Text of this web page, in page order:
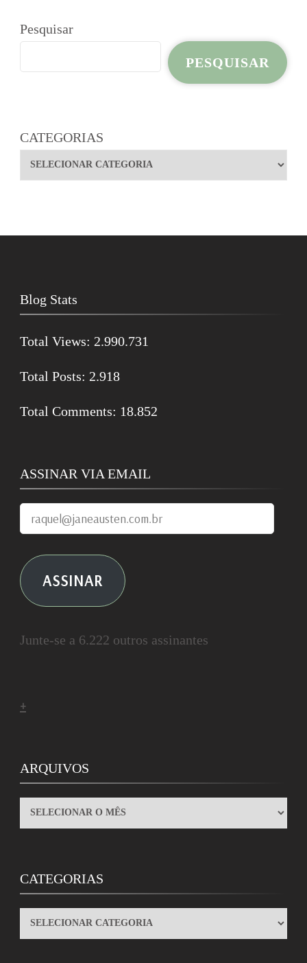
Pesquisar
PESQUISAR
CATEGORIAS
Blog Stats
Total Views: 2.990.731
Total Posts: 2.918
Total Comments: 18.852
ASSINAR VIA EMAIL
raquel@janeausten.com.br
ASSINAR
Junte-se a 6.222 outros assinantes
+
ARQUIVOS
ARQUIVOS
CATEGORIAS
CATEGORIAS